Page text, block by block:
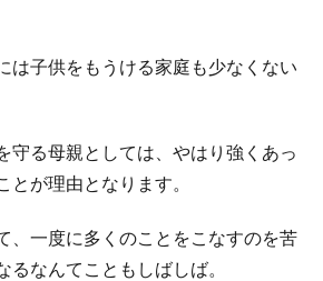
は子供をもうける家庭も少なくない
守る母親としては、やはり強くあっ
が理由となります。
、一度に多くのことをこなすのを苦
なんてこともしばしば。